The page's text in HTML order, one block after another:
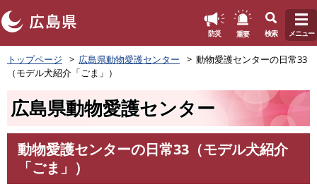
ペ
ー
防災 重要 検索 メニュー
トップページ 広島県動物愛護センター
動物愛護センターの日常33
（モデル犬紹介「ごま」）
広島県動物愛護センター
動物愛護センターの日常33（モデル犬紹介
「ごま」）